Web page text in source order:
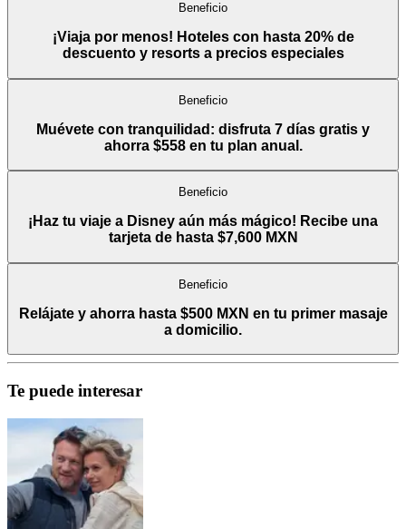
Beneficio
¡Viaja por menos! Hoteles con hasta 20% de
descuento y resorts a precios especiales
Beneficio
Muévete con tranquilidad: disfruta 7 días gratis y
ahorra $558 en tu plan anual.
Beneficio
¡Haz tu viaje a Disney aún más mágico! Recibe una
tarjeta de hasta $7,600 MXN
Beneficio
Relájate y ahorra hasta $500 MXN en tu primer masaje
a domicilio.
Te puede interesar